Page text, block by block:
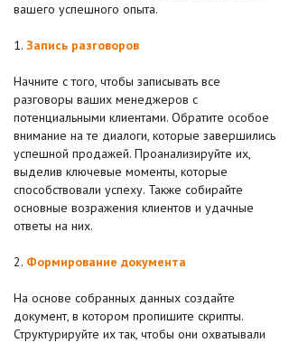
вашего успешного опыта.
1. Запись разговоров
Начните с того, чтобы записывать все
разговоры ваших менеджеров с
потенциальными клиентами. Обратите особое
внимание на те диалоги, которые завершились
успешной продажей. Проанализируйте их,
выделив ключевые моменты, которые
способствовали успеху. Также собирайте
основные возражения клиентов и удачные
ответы на них.
2. Формирование документа
На основе собранных данных создайте
документ, в котором пропишите скрипты.
Структурируйте их так, чтобы они охватывали